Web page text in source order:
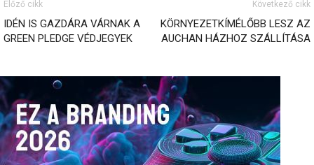
Előző cikk
IDÉN IS GAZDÁRA VÁRNAK A
GREEN PLEDGE VÉDJEGYEK
Következő cikk
KÖRNYEZETKÍMÉLŐBB LESZ AZ
AUCHAN HÁZHOZ SZÁLLÍTÁSA